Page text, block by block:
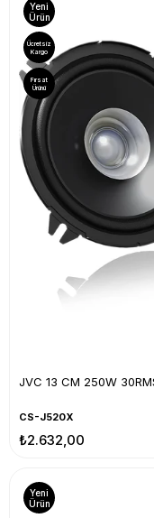
JVC 13 CM 250W
CS-J520X
₺2.632,00
Yeni
Ürün
Ücretsiz
Kargo
Fırsat
Ürünü
Yeni
Ürün